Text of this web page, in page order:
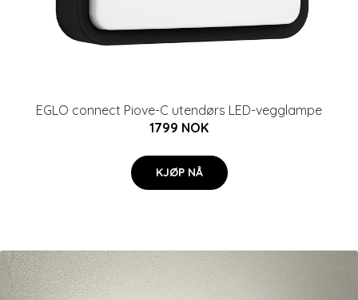
EGLO connect Piove-C utendørs LED-vegglampe
1799 NOK
KJØP NÅ